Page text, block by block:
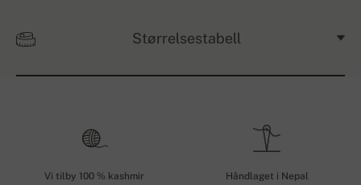
Størrelsestabell
Vi tilby 100 % kashmir Håndlaget i Nepal